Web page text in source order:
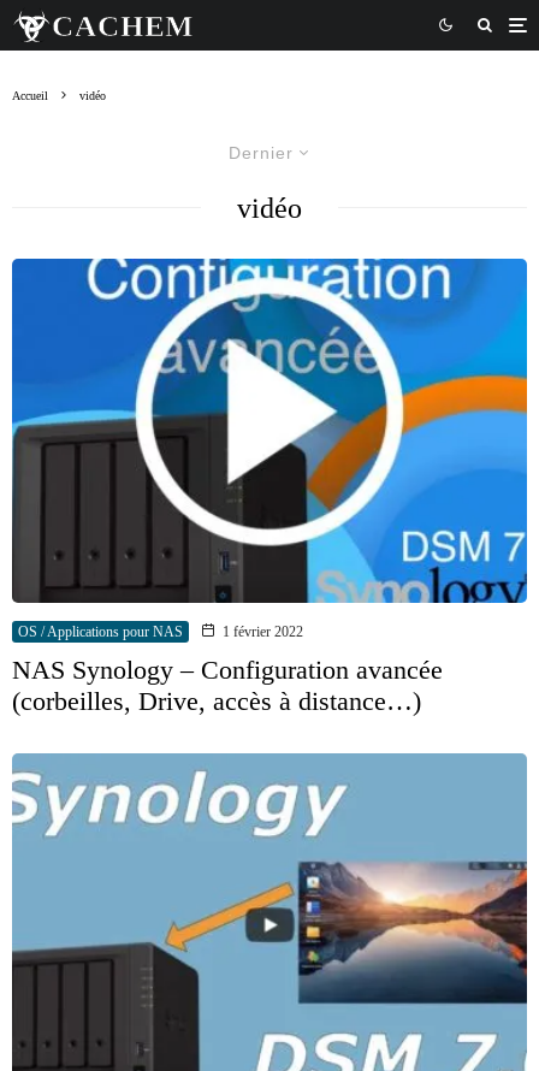
Accueil vidéo
Dernier
vidéo
OS / Applications pour NAS 1 février 2022
NAS Synology – Configuration avancée
(corbeilles, Drive, accès à distance…)